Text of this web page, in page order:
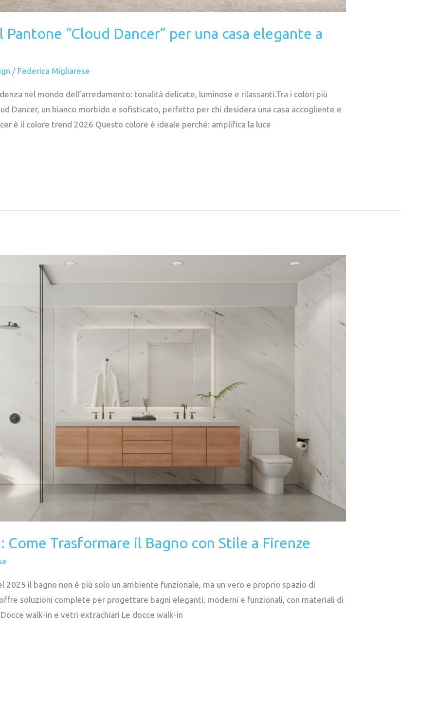
“Cloud Dancer” per una casa elegante a
/ Federica Migliarese
nel mondo dell’arredamento: tonalità delicate, luminose e rilassanti.Tra i colori più
Dancer, un bianco morbido e sofisticato, perfetto per chi desidera una casa accogliente e
è il colore trend 2026 Questo colore è ideale perché: amplifica la luce
Come Trasformare il Bagno con Stile a Firenze
2025 il bagno non è più solo un ambiente funzionale, ma un vero e proprio spazio di
offre soluzioni complete per progettare bagni eleganti, moderni e funzionali, con materiali di
walk-in e vetri extrachiari Le docce walk-in